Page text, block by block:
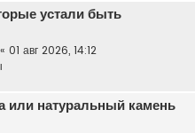
устали быть
« 01 авг 2026, 14:12
или натуральный камень